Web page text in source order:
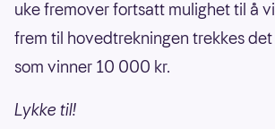
uke fremover fortsatt mulighet til å
frem til hovedtrekningen trekkes
som vinner 10 000 kr.
Lykke til!